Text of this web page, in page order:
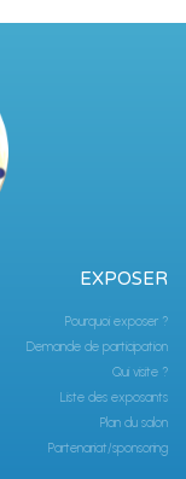
EXPOSER
Pourquoi exposer ?
Demande de participation
Qui visite ?
Liste des exposants
Plan du salon
Partenariat/sponsoring